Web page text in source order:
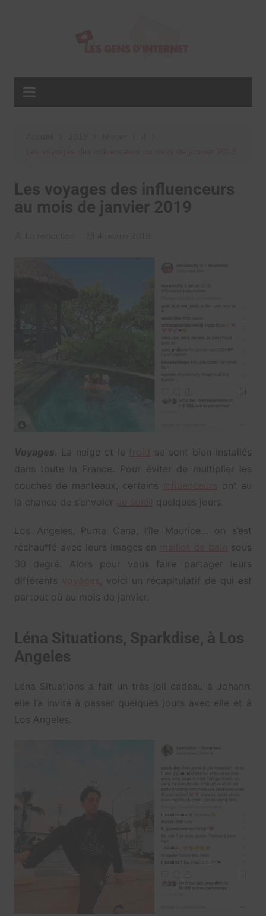
Les voyages des influenceurs
au mois de janvier 2019
Voyages . La neige et le
se sont bien installés
dans toute la France. Pour éviter de multiplier les
couches de manteaux, certains
ont eu
la chance de s’envoler
quelques jours.
Los Angeles, Punta Cana, l’île Maurice… on s’est
réchauffé avec leurs images en
sous
30 degré. Alors pour vous faire partager leurs
différents
, voici un récapitulatif de qui est
partout où au mois de janvier.
Léna Situations, Sparkdise, à Los
Angeles
Léna Situations a fait un très joli cadeau à Johann:
elle l’a invité à passer quelques jours avec elle et à
Los Angeles.